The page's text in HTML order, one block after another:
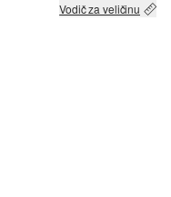
Vodič za veličinu